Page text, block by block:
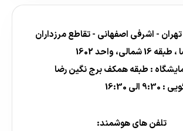
- اشرفی اصفهانی - تقاطع مرزداران
واحد 1602
: طبقه همکف برج نگین رضا
16:30
تلفن های هوشمند: